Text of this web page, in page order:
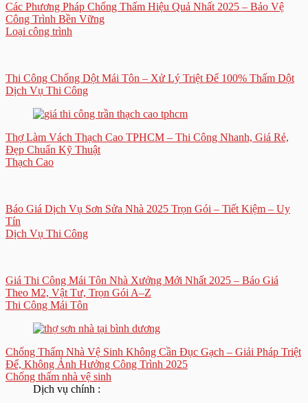
Các Phương Pháp Chống Thấm Hiệu Quả Nhất 2025 – Bảo Vệ
Công Trình Bền Vững
Loại công trình
Thi Công Chống Dột Mái Tôn – Xử Lý Triệt Để 100% Thấm Dột
Dịch Vụ Thi Công
Thợ Làm Vách Thạch Cao TPHCM – Thi Công Nhanh, Giá Rẻ,
Đẹp Chuẩn Kỹ Thuật
Thạch Cao
Báo Giá Dịch Vụ Sơn Sửa Nhà 2025 Trọn Gói – Tiết Kiệm – Uy
Tín
Dịch Vụ Thi Công
Giá Thi Công Mái Tôn Nhà Xưởng Mới Nhất 2025 – Báo Giá
Theo M2, Vật Tư, Trọn Gói A–Z
Thi Công Mái Tôn
Chống Thấm Nhà Vệ Sinh Không Cần Đục Gạch – Giải Pháp Triệt
Để, Không Ảnh Hưởng Công Trình 2025
Chống thấm nhà vệ sinh
Dịch vụ chính :